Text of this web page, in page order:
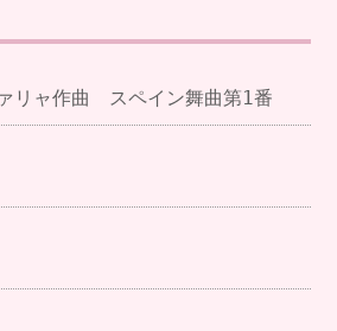
リャ作曲 スペイン舞曲第1番